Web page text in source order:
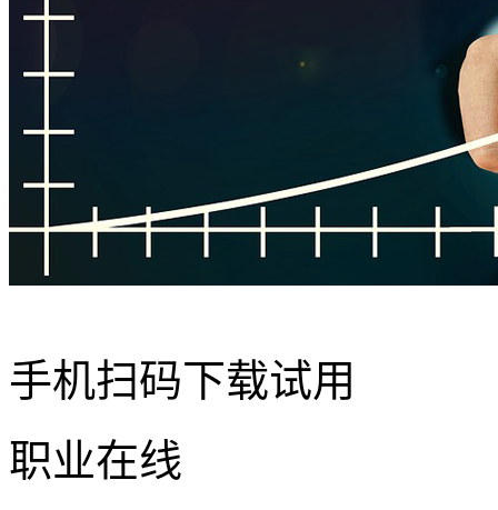
手机扫码下载试用
职业在线